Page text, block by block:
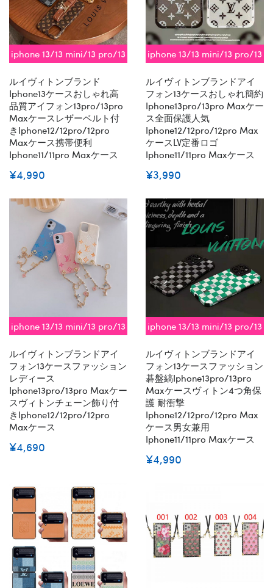
iphone 13/13 mini/13 pro/13
ルイヴィトンブランド
Iphone13ケースおしゃれ高
品質アイフォン13pro/13pro
Maxケースレザーベルト付
きiphone12/12pro/12pro
Maxケース携帯便利
Iphone11/11pro Maxケース
¥4,990
iphone 13/13 mini/13 pro/13
ルイヴィトンブランドアイ
フォン13ケースおしゃれ簡約
Iphone13pro/13pro Maxケー
ス全面保護人気
Iphone12/12pro/12pro Max
ケースLV定番ロゴ
Iphone11/11pro Maxケース
¥3,990
iphone 13/13 mini/13 pro/13
ルイヴィトンブランドアイ
フォン13ケースファッション
レディース
Iphone13pro/13pro Maxケー
スヴィトンチェーン飾り付
きiphone12/12pro/12pro
Maxケース
¥4,690
iphone 13/13 mini/13 pro/13
ルイヴィトンブランドアイ
フォン13ケースファッション
碁盤縞iphone13pro/13pro
Maxケースヴィトン4つ角保
護 耐衝撃
Iphone12/12pro/12pro Max
ケース男女兼用
Iphone11/11pro Maxケース
¥4,990